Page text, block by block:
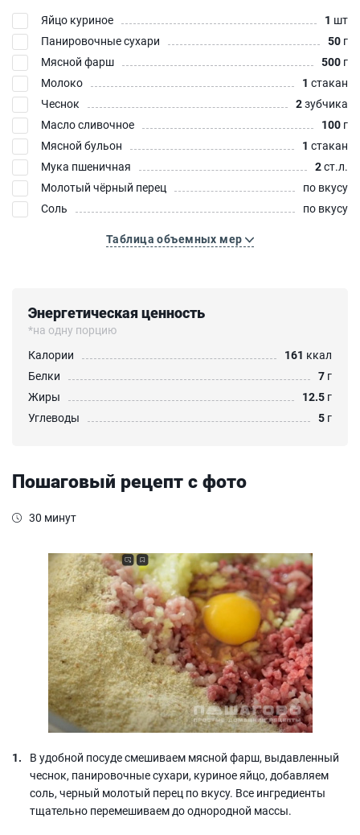
Яйцо куриное 1 шт
Панировочные сухари
50 г
Мясной фарш
500 г
Молоко
1 стакан
Чеснок
2зубчика
Масло сливочное
100 г
Мясной бульон
1 стакан
Мука пшеничная
2ст.л.
Молотый чёрный перец
по вкусу
Соль
по вкусу
Таблица объемных мер
Энергетическая ценность
*на одну порцию
Калории
161 ккал
Белки
7 г
Жиры
12.5 г
Углеводы
5 г
Пошаговый рецепт с фото
30 минут
В удобной посуде смешиваем мясной фарш, выдавленный
чеснок, панировочные сухари, куриное яйцо, добавляем
соль, черный молотый перец по вкусу. Все ингредиенты
тщательно перемешиваем до однородной массы.